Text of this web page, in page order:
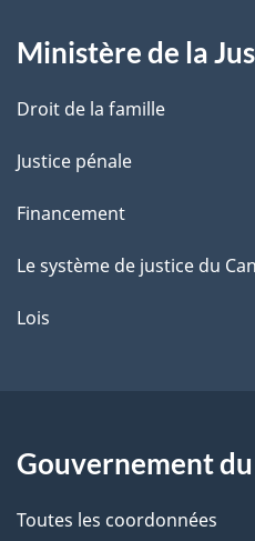
e
Ministère de la
Droit de la famille
Justice pénale
Financement
Le système de justice du
Lois
Gouvernement
Toutes les coordonnées